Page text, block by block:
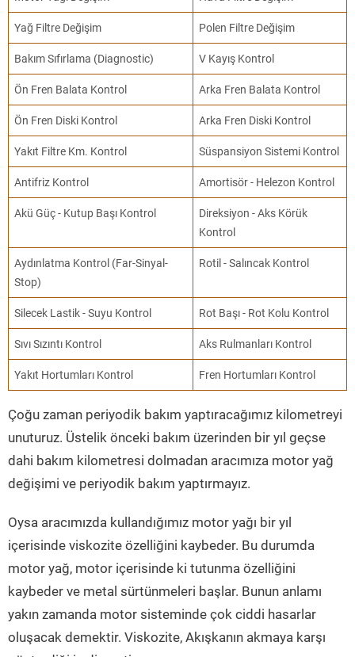
Yağ Filtre Değişim Polen Filtre Değişim
Bakım Sıfırlama (Diagnostic) V Kayış Kontrol
Ön Fren Balata Kontrol Arka Fren Balata Kontrol
Ön Fren Diski Kontrol Arka Fren Diski Kontrol
Yakıt Filtre Km. Kontrol Süspansiyon Sistemi Kontrol
Antifriz Kontrol Amortisör - Helezon Kontrol
Akü Güç - Kutup Başı Kontrol
Direksiyon - Aks Körük
Kontrol
Aydınlatma Kontrol (Far-Sinyal-
Stop)
Rotil - Salıncak Kontrol
Silecek Lastik - Suyu Kontrol Rot Başı - Rot Kolu Kontrol
Sıvı Sızıntı Kontrol Aks Rulmanları Kontrol
Yakıt Hortumları Kontrol Fren Hortumları Kontrol
Çoğu zaman periyodik bakım yaptıracağımız kilometreyi
unuturuz. Üstelik önceki bakım üzerinden bir yıl geçse
dahi bakım kilometresi dolmadan aracımıza motor yağ
değişimi ve periyodik bakım yaptırmayız.
Oysa aracımızda kullandığımız motor yağı bir yıl
içerisinde viskozite özelliğini kaybeder. Bu durumda
motor yağ, motor içerisinde ki tutunma özelliğini
kaybeder ve metal sürtünmeleri başlar. Bunun anlamı
yakın zamanda motor sisteminde çok ciddi hasarlar
oluşacak demektir. Viskozite, Akışkanın akmaya karşı